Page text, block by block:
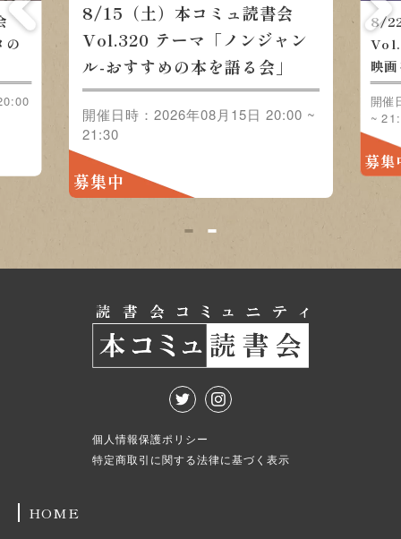
の
8/15（土）本コミュ読書会
Vol.320 テーマ「ノンジャン
ル-おすすめの本を語る会」
開催日時：2026年08月15日 20:00 ~
21:30
募集中
8/
映
開催
~
募集
1 2
個人情報保護ポリシー
特定商取引に関する法律に基づく表示
HOME